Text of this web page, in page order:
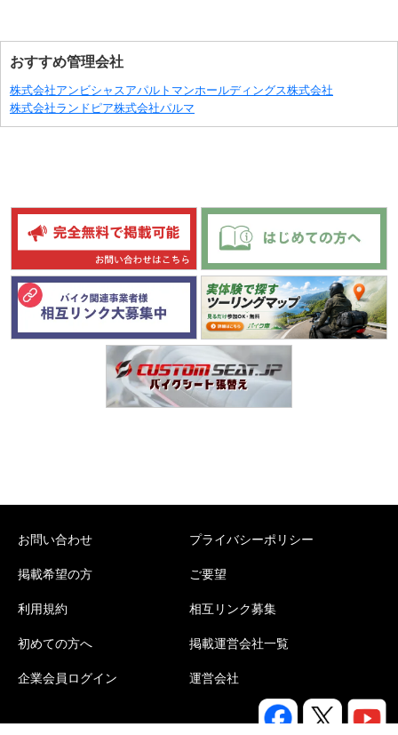
おすすめ管理会社
株式会社アンビシャスアパルトマンホールディングス株式会社
株式会社ランドピア株式会社パルマ
お問い合わせ プライバシーポリシー
掲載希望の方 ご要望
利用規約 相互リンク募集
初めての方へ 掲載運営会社一覧
企業会員ログイン 運営会社